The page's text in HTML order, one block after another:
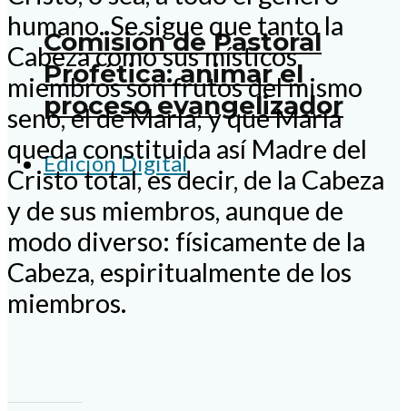
Comisión de Pastoral
Profética: animar el
proceso evangelizador
Edición Digital
humano. Se sigue que tanto la
Cabeza como sus místicos
miembros son frutos del mismo
seno, el de María; y que María
queda constituida así Madre del
Cristo total, es decir, de la Cabeza
y de sus miembros, aunque de
modo diverso: físicamente de la
Cabeza, espiritualmente de los
miembros.